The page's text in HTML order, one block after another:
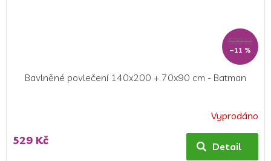
599 Kč
–11 %
Bavlněné povlečení 140x200 + 70x90 cm - Batman
Vyprodáno
529 Kč Detail